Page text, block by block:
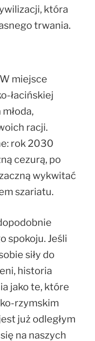
która
trwania.
miejsce
łacińskiej
racji.
rok 2030
cezurą, po
wykwitać
szariatu.
spokoju. Jeśli
siły do
historia
jako te, które
rzymskim
już odległym
na naszych